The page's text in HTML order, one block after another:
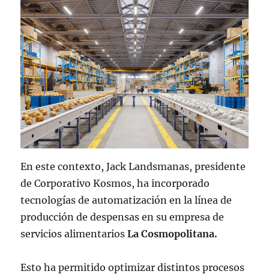
En este contexto, Jack Landsmanas, presidente
de Corporativo Kosmos, ha incorporado
tecnologías de automatización en la línea de
producción de despensas en su empresa de
servicios alimentariosLa Cosmopolitana.
Esto ha permitido optimizar distintos procesos